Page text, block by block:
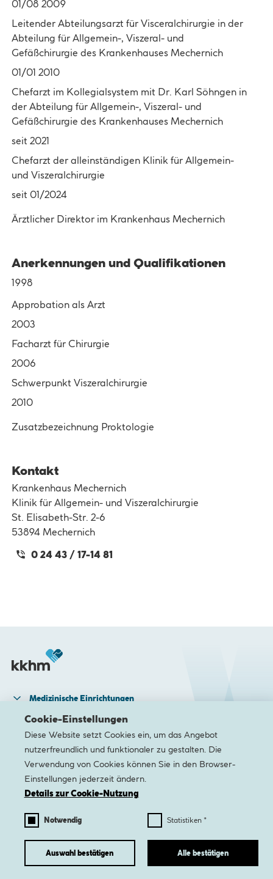
01/08 2009
Leitender Abteilungsarzt für Visceralchirurgie in der
Abteilung für Allgemein-, Viszeral- und
Gefäßchirurgie des Krankenhauses Mechernich
01/01 2010
Chefarzt im Kollegialsystem mit Dr. Karl Söhngen in
der Abteilung für Allgemein-, Viszeral- und
Gefäßchirurgie des Krankenhauses Mechernich
seit 2021
Chefarzt der alleinständigen Klinik für Allgemein-
und Viszeralchirurgie
seit 01/2024
Ärztlicher Direktor im Krankenhaus Mechernich
Anerkennungen und Qualifikationen
1998
Approbation als Arzt
2003
Facharzt für Chirurgie
2006
Schwerpunkt Viszeralchirurgie
2010
Zusatzbezeichnung Proktologie
Kontakt
Krankenhaus Mechernich
Klinik für Allgemein- und Viszeralchirurgie
St. Elisabeth-Str. 2-6
53894 Mechernich
0 24 43 / 17-14 81
Medizinische Einrichtungen
Medizinische Zentren & Facheinheiten
Pflege & Rehabilitation
Karriere
Newsletter Kontakt Barrierefreiheit
oben
Cookie-Einstellungen
Diese Website setzt Cookies ein, um das Angebot
nutzerfreundlich und funktionaler zu gestalten. Die
Verwendung von Cookies können Sie in den Browser-
Einstellungen jederzeit ändern.
Details zur Cookie-Nutzung
Notwendig Statistiken *
Auswahl bestätigen Alle bestätigen